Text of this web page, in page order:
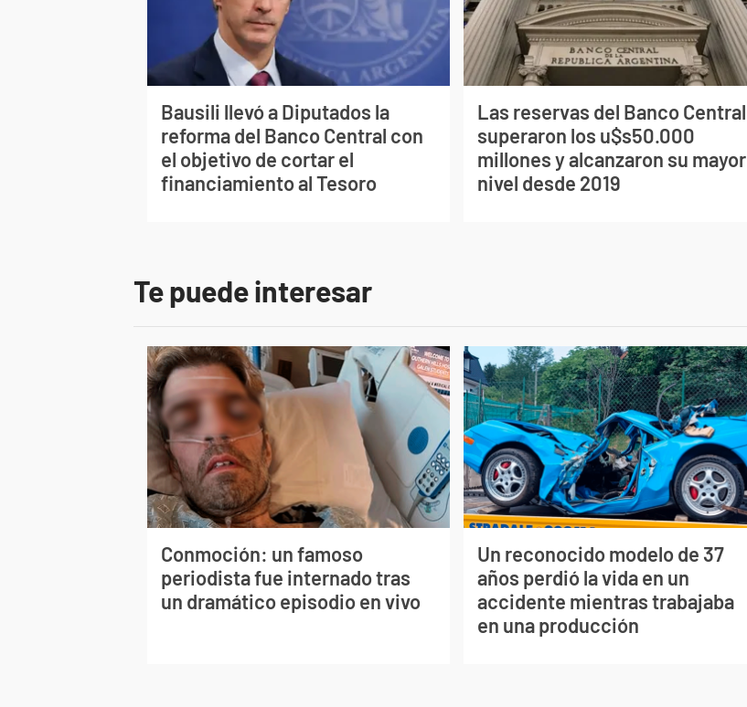
Bausili llevó a Diputados la
reforma del Banco Central con
el objetivo de cortar el
financiamiento al Tesoro
Las reservas del Banco Central
superaron los u$s50.000
millones y alcanzaron su mayor
nivel desde 2019
Te puede interesar
Conmoción: un famoso
periodista fue internado tras
un dramático episodio en vivo
Un reconocido modelo de 37
años perdió la vida en un
accidente mientras trabajaba
en una producción